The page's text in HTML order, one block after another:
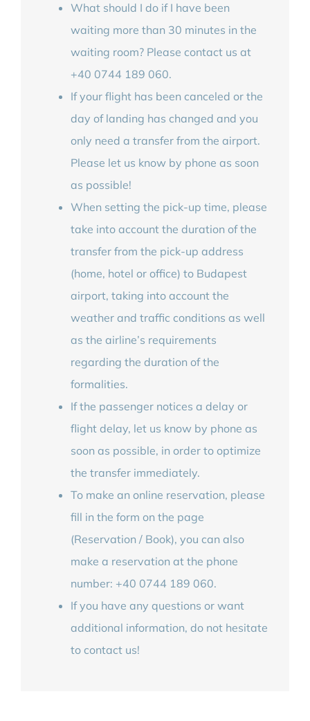
What should I do if I have been
waiting more than 30 minutes in the
waiting room? Please contact us at
+40 0744 189 060.
If your flight has been canceled or the
day of landing has changed and you
only need a transfer from the airport.
Please let us know by phone as soon
as possible!
When setting the pick-up time, please
take into account the duration of the
transfer from the pick-up address
(home, hotel or office) to Budapest
airport, taking into account the
weather and traffic conditions as well
as the airline’s requirements
regarding the duration of the
formalities.
If the passenger notices a delay or
flight delay, let us know by phone as
soon as possible, in order to optimize
the transfer immediately.
To make an online reservation, please
fill in the form on the page
(Reservation / Book), you can also
make a reservation at the phone
number: +40 0744 189 060.
If you have any questions or want
additional information, do not hesitate
to contact us!